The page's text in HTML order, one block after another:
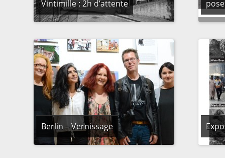
Vintimille : 2h d’attente
Berlin – Vernissage